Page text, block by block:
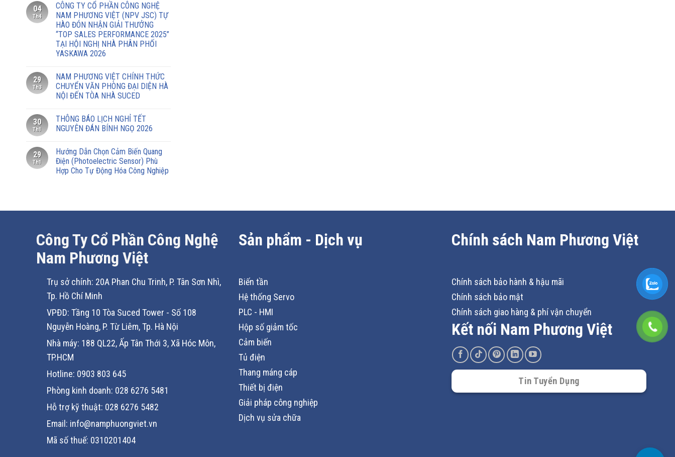
04
Th4
CÔNG TY CỔ PHẦN CÔNG NGHỆ
NAM PHƯƠNG VIỆT (NPV JSC) TỰ
HÀO ĐÓN NHẬN GIẢI THƯỞNG
“TOP SALES PERFORMANCE 2025”
TẠI HỘI NGHỊ NHÀ PHÂN PHỐI
YASKAWA 2026
29
Th3
NAM PHƯƠNG VIỆT CHÍNH THỨC
CHUYỂN VĂN PHÒNG ĐẠI DIỆN HÀ
NỘI ĐẾN TÒA NHÀ SUCED
30
Th1
THÔNG BÁO LỊCH NGHỈ TẾT
NGUYÊN ĐÁN BÍNH NGỌ 2026
29
Th1
Hướng Dẫn Chọn Cảm Biến Quang
Điện (Photoelectric Sensor) Phù
Hợp Cho Tự Động Hóa Công Nghiệp
Công Ty Cổ Phần Công Nghệ
Nam Phương Việt
Sản phẩm - Dịch vụ Chính sách Nam Phương Việt
Trụ sở chính: 20A Phan Chu Trinh, P. Tân Sơn Nhì,
Tp. Hồ Chí Minh
VPĐD: Tầng 10 Tòa Suced Tower - Số 108
Nguyễn Hoàng, P. Từ Liêm, Tp. Hà Nội
Nhà máy: 188 QL22, Ấp Tân Thới 3, Xã Hóc Môn,
TP.HCM
Hotline: 0903 803 645
Phòng kinh doanh: 028 6276 5481
Hỗ trợ kỹ thuật: 028 6276 5482
Email: info@namphuongviet.vn
Mã số thuế: 0310201404
Biến tần
Hệ thống Servo
PLC - HMI
Hộp số giảm tốc
Cảm biến
Tủ điện
Thang máng cáp
Thiết bị điện
Giải pháp công nghiệp
Dịch vụ sửa chữa
Chính sách bảo hành & hậu mãi
Chính sách bảo mật
Chính sách giao hàng & phí vận chuyển
Kết nối Nam Phương Việt
Tin Tuyển Dụng